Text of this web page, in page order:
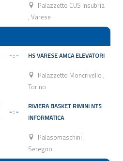
Palazzetto CUS Insubria
, Varese
- : - HS VARESE AMCA ELEVATORI
Palazzetto Moncrivello,
Torino
- : -
RIVIERA BASKET RIMINI NTS
INFORMATICA
Palasomaschini,
Seregno